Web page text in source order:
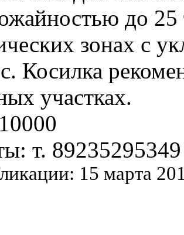
до 25
зонах с
Косилка
участках.
т. 89235295349
15 марта